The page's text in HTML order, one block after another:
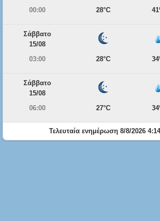
00:00
28°C
Σάββατο
15/08
03:00
28°C
Σάββατο
15/08
06:00
27°C
Τελευταία ενημέρωση 8/8/2026